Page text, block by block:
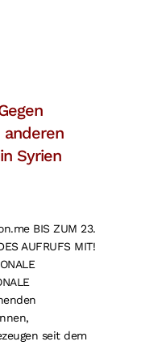
anderen
Syrien
BIS ZUM 23.
AUFRUFS MIT!
seit dem